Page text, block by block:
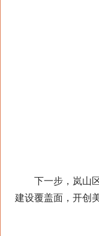
下一步，岚山区
建设覆盖面，开创